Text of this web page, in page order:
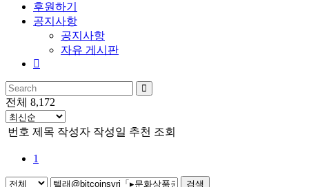
후원하기
공지사항
공지사항
자유 게시판
전체 8,172
번호 제목 작성자 작성일 추천 조회
1
검색